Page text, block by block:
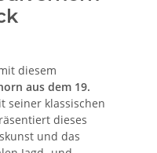
diesem
aus dem 19.
seiner klassischen
dieses
und das